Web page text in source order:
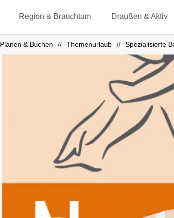
Region & Brauchtum Draußen & Aktiv
Planen & Buchen Themenurlaub Spezialisierte